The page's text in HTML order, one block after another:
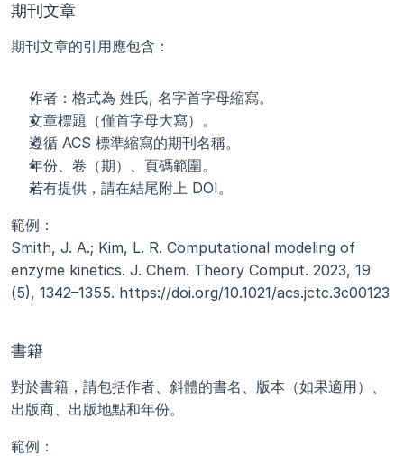
期刊文章
期刊文章的引用應包含：
作者：格式為 姓氏, 名字首字母縮寫。
文章標題（僅首字母大寫）。
遵循 ACS 標準縮寫的期刊名稱。
年份、卷（期）、頁碼範圍。
若有提供，請在結尾附上 DOI。
範例：
Smith, J. A.; Kim, L. R. Computational modeling of
enzyme kinetics. J. Chem. Theory Comput. 2023, 19
(5), 1342–1355. https://doi.org/10.1021/acs.jctc.3c00123
書籍
對於書籍，請包括作者、斜體的書名、版本（如果適用）、
出版商、出版地點和年份。
範例：